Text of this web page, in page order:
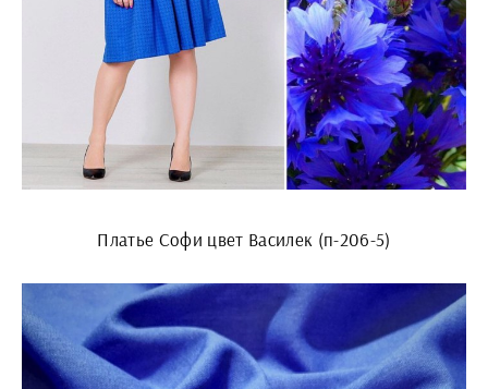
Платье Софи цвет Василек (п-206-5)